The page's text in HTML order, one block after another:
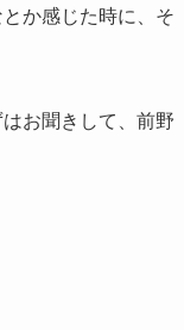
か感じた時に、そ
お聞きして、前野